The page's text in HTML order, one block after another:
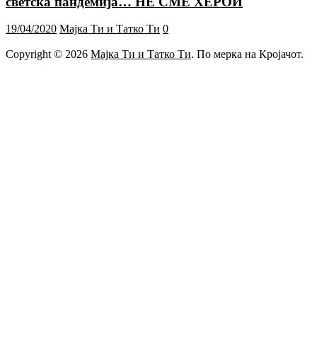
19/04/2020 Мајка Ти и Татко Ти 0
Copyright © 2026 Мајка Ти и Татко Ти. По мерка на Кројачот.